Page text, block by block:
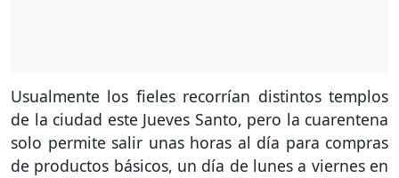
Usualmente los fieles recorrían distintos templos
de la ciudad este Jueves Santo, pero la cuarentena
solo permite salir unas horas al día para compras
de productos básicos, un día de lunes a viernes en